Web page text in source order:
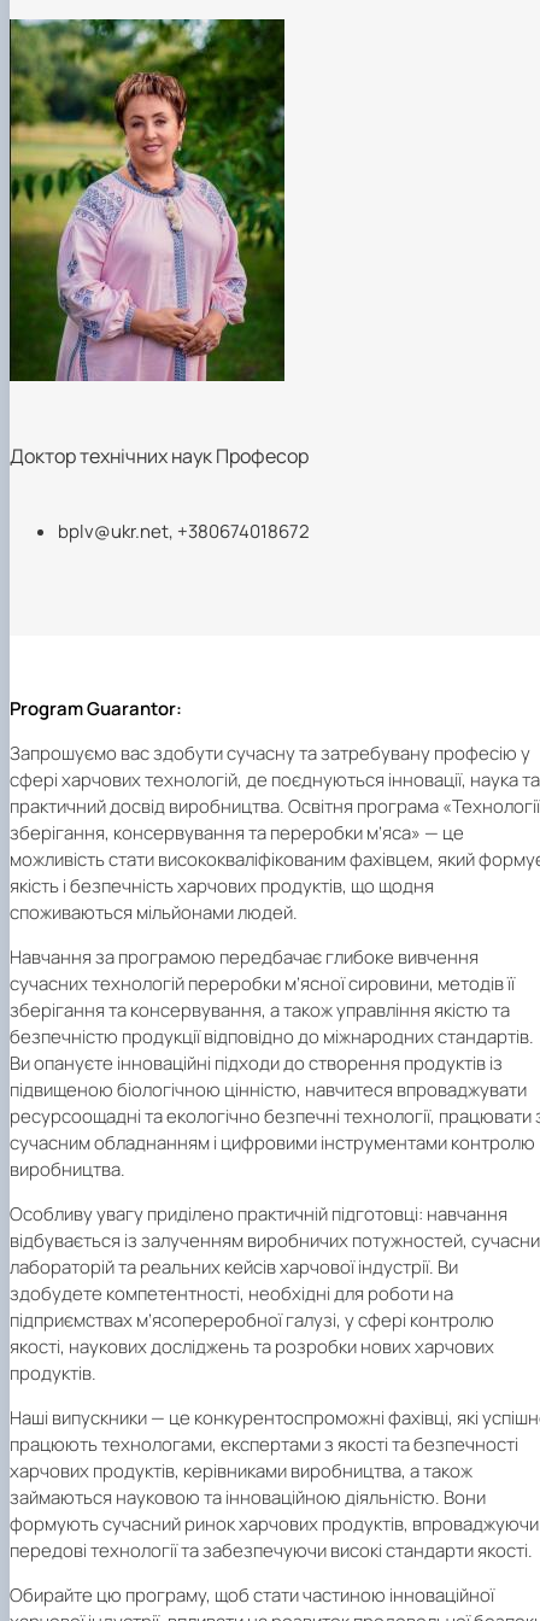
Доктор технічних наук Професор
bplv@ukr.net, +380674018672
Program Guarantor:
Запрошуємо вас здобути сучасну та затребувану професію у
сфері харчових технологій, де поєднуються інновації, наука та
практичний досвід виробництва. Освітня програма «Технології
зберігання, консервування та переробки м’яса» — це
можливість стати висококваліфікованим фахівцем, який
якість і безпечність харчових продуктів, що щодня
споживаються мільйонами людей.
Навчання за програмою передбачає глибоке вивчення
сучасних технологій переробки м’ясної сировини, методів її
зберігання та консервування, а також управління якістю та
безпечністю продукції відповідно до міжнародних стандартів.
Ви опануєте інноваційні підходи до створення продуктів із
підвищеною біологічною цінністю, навчитеся впроваджувати
ресурсоощадні та екологічно безпечні технології, працювати
сучасним обладнанням і цифровими інструментами контролю
виробництва.
Особливу увагу приділено практичній підготовці: навчання
відбувається із залученням виробничих потужностей,
лабораторій та реальних кейсів харчової індустрії. Ви
здобудете компетентності, необхідні для роботи на
підприємствах м’ясопереробної галузі, у сфері контролю
якості, наукових досліджень та розробки нових харчових
продуктів.
Наші випускники — це конкурентоспроможні фахівці, які
працюють технологами, експертами з якості та безпечності
харчових продуктів, керівниками виробництва, а також
займаються науковою та інноваційною діяльністю. Вони
формують сучасний ринок харчових продуктів, впроваджуючи
передові технології та забезпечуючи високі стандарти якості.
Обирайте цю програму, щоб стати частиною інноваційної